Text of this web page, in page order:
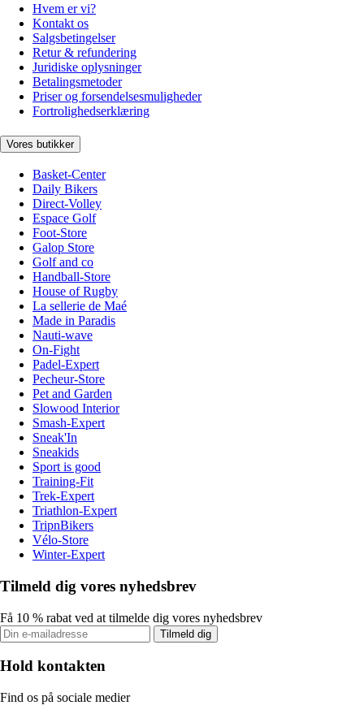
Hvem er vi?
Kontakt os
Salgsbetingelser
Retur & refundering
Juridiske oplysninger
Betalingsmetoder
Priser og forsendelsesmuligheder
Fortrolighedserklæring
Vores butikker
Basket-Center
Daily Bikers
Direct-Volley
Espace Golf
Foot-Store
Galop Store
Golf and co
Handball-Store
House of Rugby
La sellerie de Maé
Made in Paradis
Nauti-wave
On-Fight
Padel-Expert
Pecheur-Store
Pet and Garden
Slowood Interior
Smash-Expert
Sneak'In
Sneakids
Sport is good
Training-Fit
Trek-Expert
Triathlon-Expert
TripnBikers
Vélo-Store
Winter-Expert
Tilmeld dig vores nyhedsbrev
Få 10 % rabat ved at tilmelde dig vores nyhedsbrev
Tilmeld dig
Hold kontakten
Find os på sociale medier